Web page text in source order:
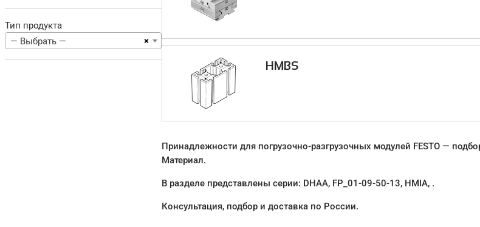
Тип продукта
×
— Выбрать —
HMBS
Принадлежности для погрузочно-разгрузочных модулей FESTO —
Материал.
В разделе представлены серии: DHAA, FP_01-09-50-13, HMIA, .
Консультация, подбор и доставка по России.